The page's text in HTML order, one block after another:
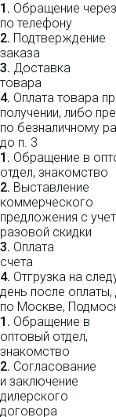
1. Обращение
по телефону
2. Подтверждение
заказа
3. Доставка
товара
4. Оплата товара
получении, либо
по безналичному
до п. 3
1. Обращение в
отдел, знакомство
2. Выставление
коммерческого
предложения с
разовой скидки
3. Оплата
счета
4. Отгрузка на
день после оплаты,
по Москве,
1. Обращение в
оптовый отдел,
знакомство
2. Согласование
и заключение
дилерского
договора